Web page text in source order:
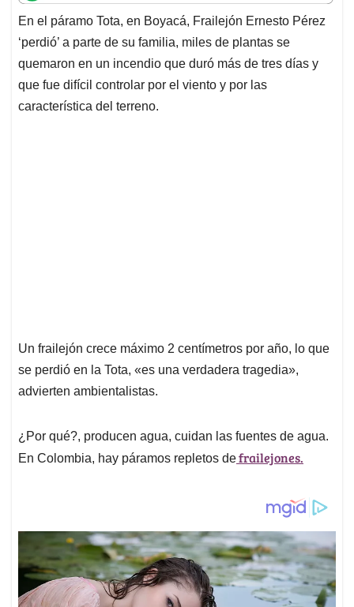
t
s
A
p
p
e
b
o
o
k
k
e
d
I
n
i
l
e
a
d
s
En el páramo Tota, en Boyacá, Frailejón Ernesto Pérez
‘perdió’ a parte de su familia, miles de plantas se
quemaron en un incendio que duró más de tres días y
que fue difícil controlar por el viento y por las
característica del terreno.
Un frailejón crece máximo 2 centímetros por año, lo que
se perdió en la Tota, «es una verdadera tragedia»,
advierten ambientalistas.
¿Por qué?, producen agua, cuidan las fuentes de agua.
En Colombia, hay páramos repletos defrailejones.